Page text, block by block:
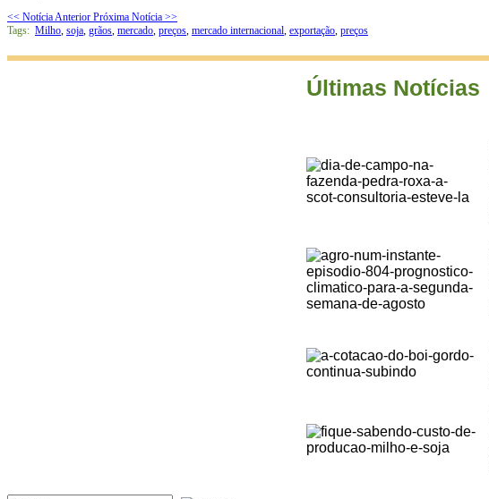
<< Notícia Anterior Próxima Notícia >>
Tags: Milho, soja, grãos, mercado, preços, mercado internacional, exportação, preços
Últimas Notícias